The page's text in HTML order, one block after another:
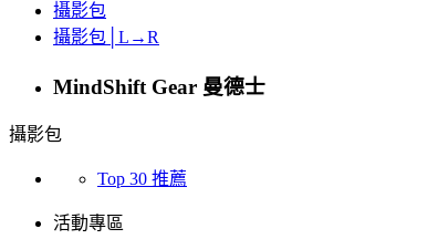
攝影包
攝影包│L→R
MindShift Gear 曼德士
攝影包
Top 30 推薦
活動專區